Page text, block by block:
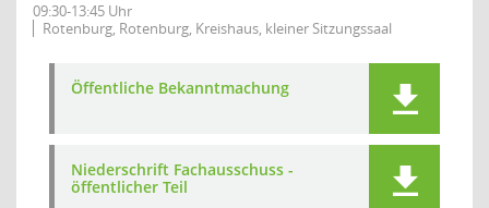
09:30-13:45 Uhr
Rotenburg, Rotenburg, Kreishaus, kleiner Sitzungssaal
Öffentliche Bekanntmachung
Niederschrift Fachausschuss -
öffentlicher Teil